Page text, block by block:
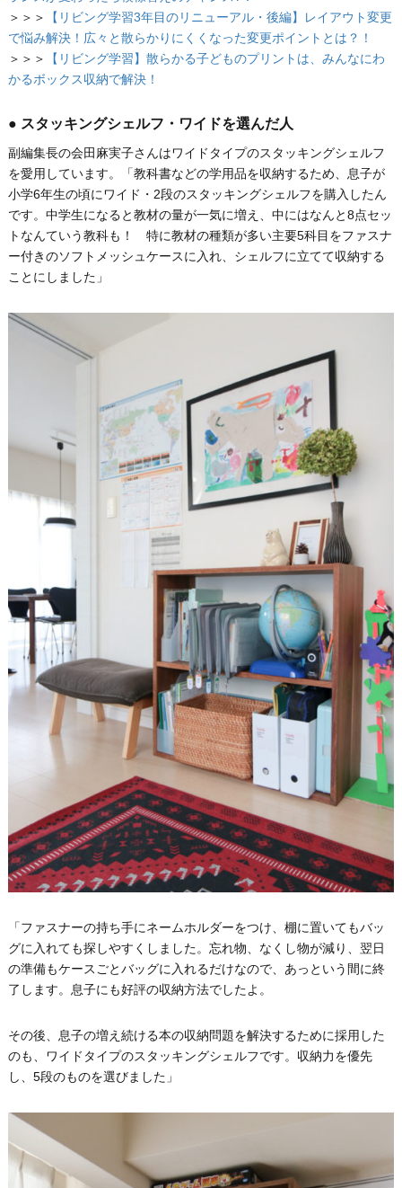
＞＞＞
【リビング学習3年目のリニューアル・後編】レイアウト変更
で悩み解決！広々と散らかりにくくなった変更ポイントとは？！
＞＞＞
【リビング学習】散らかる子どものプリントは、みんなにわ
かるボックス収納で解決！
● スタッキングシェルフ・ワイドを選んだ人
副編集長の会田麻実子さんはワイドタイプのスタッキングシェルフ
を愛用しています。「教科書などの学用品を収納するため、息子が
小学6年生の頃にワイド・2段のスタッキングシェルフを購入したん
です。中学生になると教材の量が一気に増え、中にはなんと8点セッ
トなんていう教科も！ 特に教材の種類が多い主要5科目をファスナ
ー付きのソフトメッシュケースに入れ、シェルフに立てて収納する
ことにしました」
「ファスナーの持ち手にネームホルダーをつけ、棚に置いてもバッ
グに入れても探しやすくしました。忘れ物、なくし物が減り、翌日
の準備もケースごとバッグに入れるだけなので、あっという間に終
了します。息子にも好評の収納方法でしたよ。
その後、息子の増え続ける本の収納問題を解決するために採用した
のも、ワイドタイプのスタッキングシェルフです。収納力を優先
し、5段のものを選びました」